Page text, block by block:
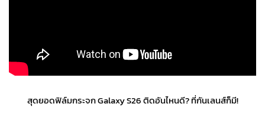
สุดยอดฟิล์มกระจก Galaxy S26 ติดอันไหนดี? ที่กันเลนส์ก็มี!